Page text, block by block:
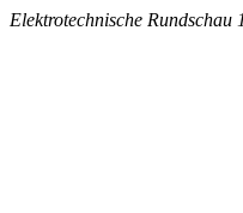
Elektrotechnische Rundschau